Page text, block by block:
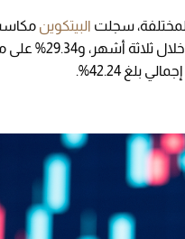
سجلت البيتكوين
بلغ 42.24%.